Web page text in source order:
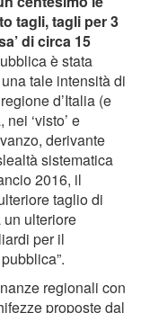
tagli, tagli per 3
di circa 15
è stata
tale intensità di
d’Italia (e
‘visto’ e
derivante
sistematica
2016, il
taglio di
ulteriore
per il
regionali con
proposte dal